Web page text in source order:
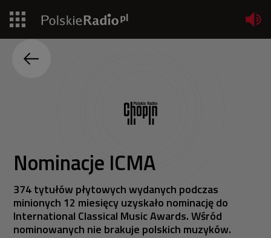
Jedynka
PR24
Poland
Kierowcy
Nominacje ICMA
374 tytułów płytowych wydanych podczas
minionych 12 miesięcy uzyskało nominację do
International Classical Music Awards. Wśród
nominowanych nie brakuje polskich muzyków.